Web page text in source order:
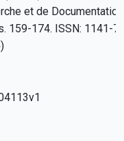
et de
159-174. ISSN: 1141-